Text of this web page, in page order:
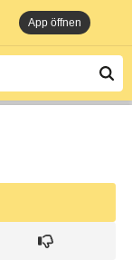
App öffnen